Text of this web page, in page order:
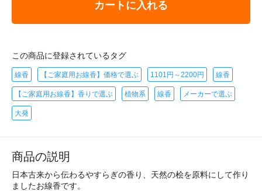
カートに入れる
この商品に登録されているタグ
線香 【ご家庭用お線香】価格で選ぶ 1101円～2200円 線香
【ご家庭用お線香】香りで選ぶ 植物系 線香 メーカーで選ぶ
大発
商品の説明
日本古来から伝わるやすらぎの香り、天然の桧を原料にして作り
ましたお線香です。